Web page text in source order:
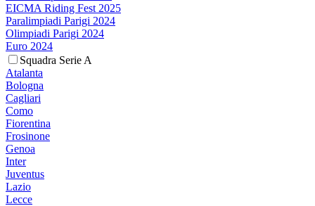
EICMA Riding Fest 2025
Paralimpiadi Parigi 2024
Olimpiadi Parigi 2024
Euro 2024
Squadra Serie A
Atalanta
Bologna
Cagliari
Como
Fiorentina
Frosinone
Genoa
Inter
Juventus
Lazio
Lecce